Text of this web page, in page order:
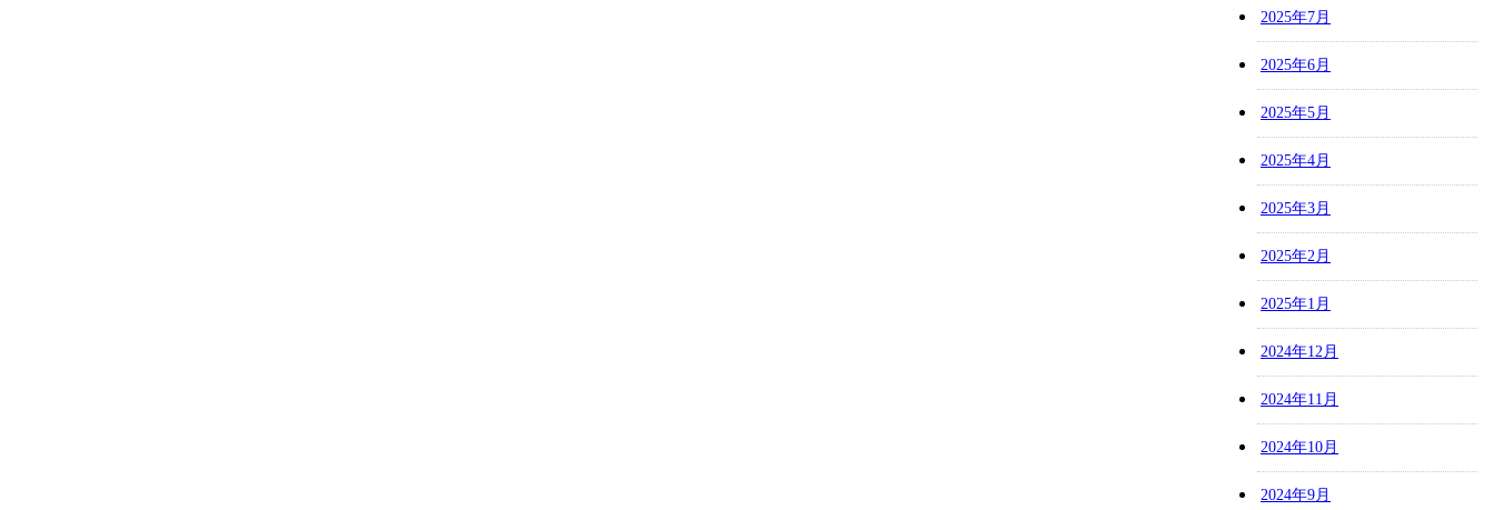
2025年7月
2025年6月
2025年5月
2025年4月
2025年3月
2025年2月
2025年1月
2024年12月
2024年11月
2024年10月
2024年9月